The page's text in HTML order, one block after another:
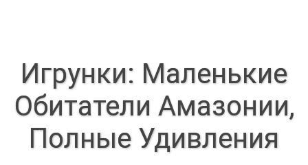
Игрунки: Маленькие
Обитатели Амазонии,
Полные Удивления